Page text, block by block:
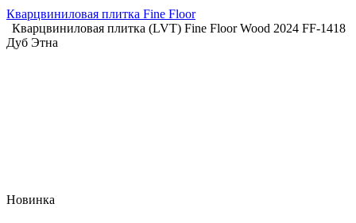
Кварцвиниловая плитка Fine Floor
Кварцвиниловая плитка (LVT) Fine Floor Wood 2024 FF-1418
Дуб Этна
Новинка